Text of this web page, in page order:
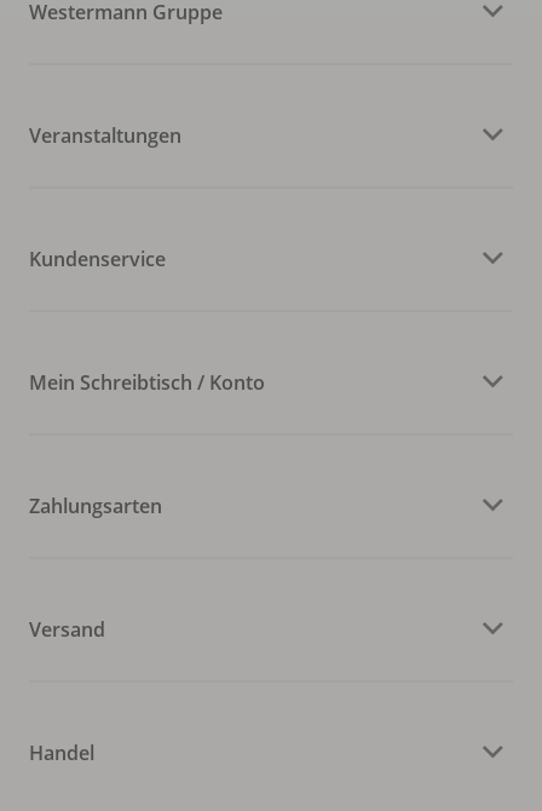
Westermann Gruppe
Veranstaltungen
Kundenservice
Mein Schreibtisch / Konto
Zahlungsarten
Versand
Handel